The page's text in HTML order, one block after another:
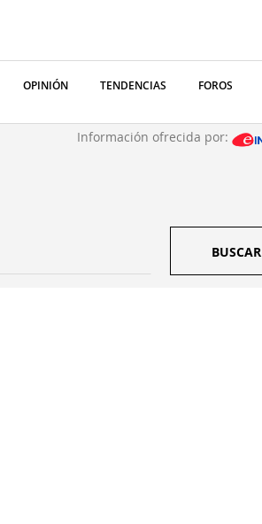
OPINIÓN TENDENCIAS FOROS
Información ofrecida por:
BUSCAR